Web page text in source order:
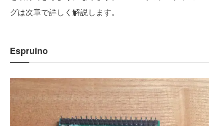
グは次章で詳しく解説します。
Espruino